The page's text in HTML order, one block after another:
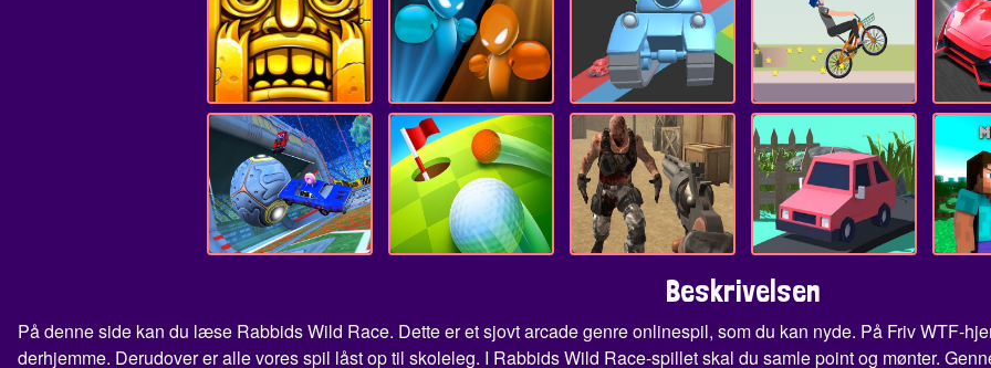
Beskrivelsen
På denne side kan du læse Rabbids Wild Race. Dette er et sjovt arcade genre onlinespil, som du kan nyde. På Friv WTF-
derhjemme. Derudover er alle vores spil låst op til skoleleg. I Rabbids Wild Race-spillet skal du samle point og mønter.